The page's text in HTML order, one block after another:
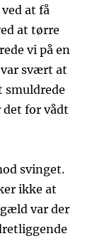
at få
at tørre
vi på en
svært at
smuldrede
det for vådt
svinget.
ikke at
var der